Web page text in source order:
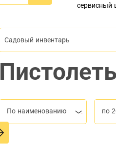
сервисный
Садовый инвентарь
По наименованию по